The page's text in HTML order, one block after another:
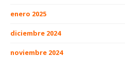
enero 2025
diciembre 2024
noviembre 2024